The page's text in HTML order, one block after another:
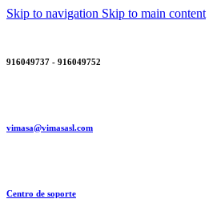
Skip to navigation Skip to main content
916049737 - 916049752
vimasa@vimasasl.com
Centro de soporte